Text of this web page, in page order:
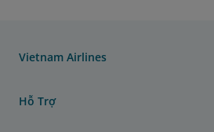
Vietnam Airlines
Hỗ Trợ